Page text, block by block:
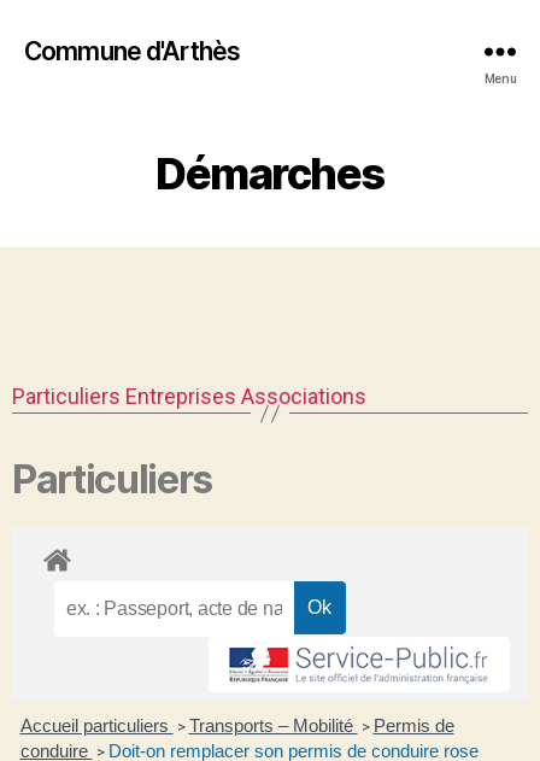
Commune d'Arthès
Menu
Démarches
Particuliers Entreprises Associations
Particuliers
Accueil particuliers > Transports – Mobilité > Permis de
conduire > Doit-on remplacer son permis de conduire rose